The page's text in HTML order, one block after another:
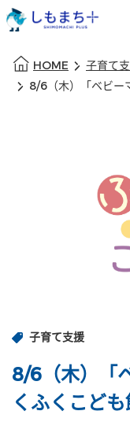
HOME
子育て
8/6（木）「ベビー
子育て支援
8/6（木）「
くふくこども